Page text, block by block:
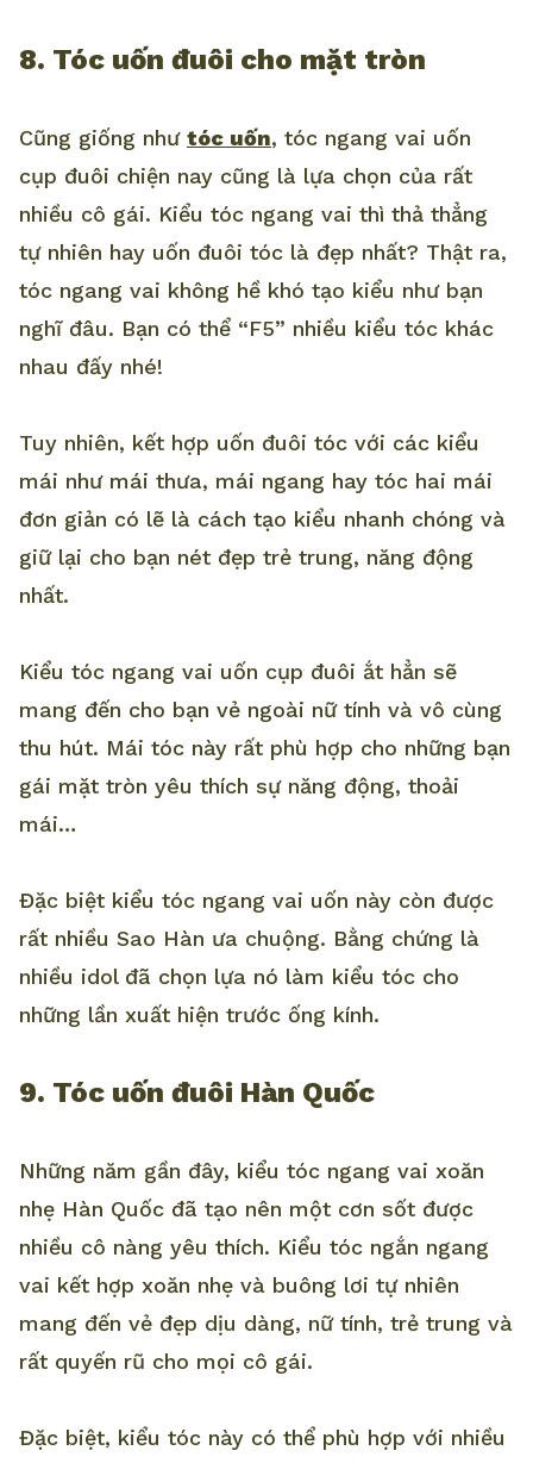
8. Tóc uốn đuôi cho mặt tròn
Cũng giống như tóc uốn, tóc ngang vai uốn
cụp đuôi chiện nay cũng là lựa chọn của rất
nhiều cô gái. Kiểu tóc ngang vai thì thả thẳng
tự nhiên hay uốn đuôi tóc là đẹp nhất? Thật ra,
tóc ngang vai không hề khó tạo kiểu như bạn
nghĩ đâu. Bạn có thể “F5” nhiều kiểu tóc khác
nhau đấy nhé!
Tuy nhiên, kết hợp uốn đuôi tóc với các kiểu
mái như mái thưa, mái ngang hay tóc hai mái
đơn giản có lẽ là cách tạo kiểu nhanh chóng và
giữ lại cho bạn nét đẹp trẻ trung, năng động
nhất.
Kiểu tóc ngang vai uốn cụp đuôi ắt hẳn sẽ
mang đến cho bạn vẻ ngoài nữ tính và vô cùng
thu hút. Mái tóc này rất phù hợp cho những bạn
gái mặt tròn yêu thích sự năng động, thoải
mái…
Đặc biệt kiểu tóc ngang vai uốn này còn được
rất nhiều Sao Hàn ưa chuộng. Bằng chứng là
nhiều idol đã chọn lựa nó làm kiểu tóc cho
những lần xuất hiện trước ống kính.
9. Tóc uốn đuôi Hàn Quốc
Những năm gần đây, kiểu tóc ngang vai xoăn
nhẹ Hàn Quốc đã tạo nên một cơn sốt được
nhiều cô nàng yêu thích. Kiểu tóc ngắn ngang
vai kết hợp xoăn nhẹ và buông lơi tự nhiên
mang đến vẻ đẹp dịu dàng, nữ tính, trẻ trung và
rất quyến rũ cho mọi cô gái.
Đặc biệt, kiểu tóc này có thể phù hợp với nhiều